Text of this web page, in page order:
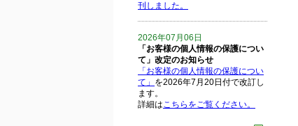
刊しました。
2026年07月06日
「お客様の個人情報の保護につい
て」改定のお知らせ
「お客様の個人情報の保護につい
て」 を2026年7月20日付で改訂し
ます。
詳細はこちらをご覧ください。